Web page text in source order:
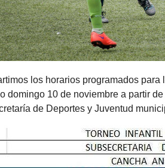
los horarios programados
domingo 10 de noviembre a partir
de Deportes y Juventud